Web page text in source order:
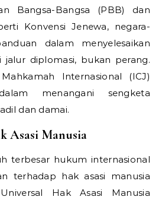
Bangsa-Bangsa (PBB) dan
Konvensi Jenewa, negara-
dalam menyelesaikan
jalur diplomasi, bukan perang.
Internasional (ICJ)
menangani sengketa
dan damai.
Asasi Manusia
terbesar hukum internasional
terhadap hak asasi manusia
Hak Asasi Manusia